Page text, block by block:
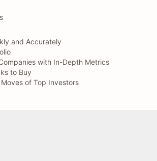
and Accurately
with In-Depth Metrics
to Buy
of Top Investors